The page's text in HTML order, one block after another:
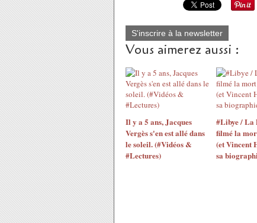
S'inscrire à la newsletter
Vous aimerez aussi :
Il y a 5 ans, Jacques
Vergès s'en est allé dans
le soleil. (#Vidéos &
#Lectures)
#Libye / La
filmé la
(et Vincent
sa